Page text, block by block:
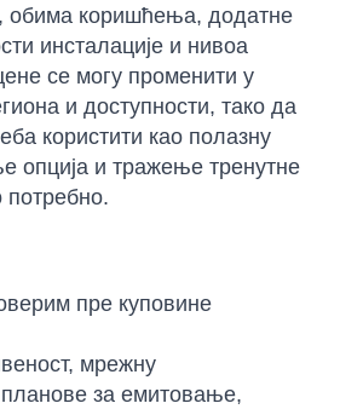
обима коришћења, додатне
инсталације и нивоа
се могу променити у
и доступности, тако да
користити као полазну
опција и тражење тренутне
потребно.
пре куповине
мрежну
за емитовање,